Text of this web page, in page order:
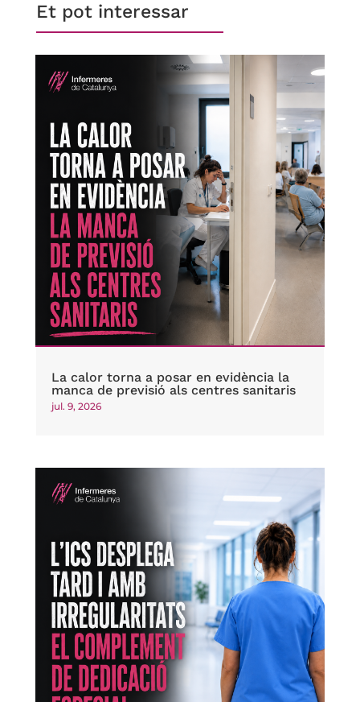
Et pot interessar
La calor torna a posar en evidència la
manca de previsió als centres sanitaris
jul. 9, 2026